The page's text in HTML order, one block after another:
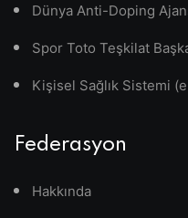
Dünya Anti-Doping
Spor Toto Teşkilat
Kişisel Sağlık Sistemi
Federasyon
Hakkında